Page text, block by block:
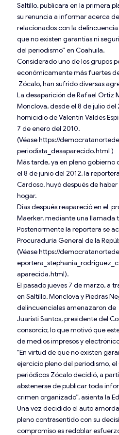
Saltillo, publicara en la primera
su renuncia a informar acerca
relacionados con la
que no existen garantías ni
del periodismo” en Coahuila.
Considerado uno de los grupos
económicamente más fuertes
Zócalo, han sufrido diversas
La desaparición de Rafael Ortiz
Monclova, desde el 8 de julio
homicidio de Valentín Valdés
7 de enero del 2010.
(Véasehttps://
periodista_desaparecido.html )
Más tarde, ya en pleno gobierno
el 8 de junio del 2012, la
Cardoso, huyó después de
hogar.
Días después reapareció en el
Maerker, mediante una llamada
Posteriormente la reportera se
Procuraduría General de la
(Véasehttps://
aparecida.html).
El pasado jueves 7 de marzo, a
en Saltillo, Monclova y Piedras
delincuenciales amenazaron de
Juaristi Santos, presidente del
consorcio; lo que motivó que
de medios impresos y
“En virtud de que no existen
ejercicio pleno del periodismo, el
periódicos Zócalo decidió, a
abstenerse de publicar toda
crimen organizado”, asienta la
Una vez decidido el auto
pleno contrasentido con su
compromiso es redoblar